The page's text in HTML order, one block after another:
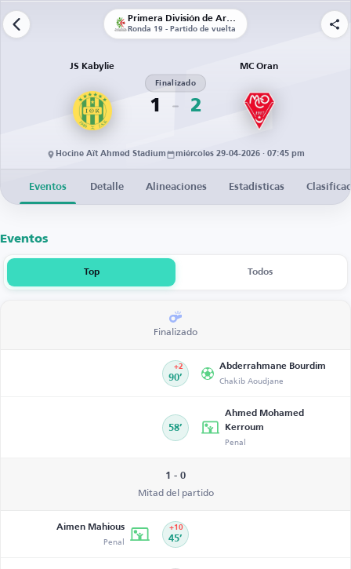
Primera División de Argelia
Ronda 19 - Partido de vuelta
JS Kabylie
1
Finalizado
2
MC Oran
Hocine Aït Ahmed Stadium miércoles 29-04-2026 · 07:45 pm
Eventos Detalle Alineaciones Estadísticas
Eventos
Top Todos
Finalizado
90’
+2 Abderrahmane Bourdim
Chakib Aoudjane
58’
Ahmed Mohamed
Kerroum
Penal
1 - 0
Mitad del partido
Aimen Mahious
Penal 45’
+10